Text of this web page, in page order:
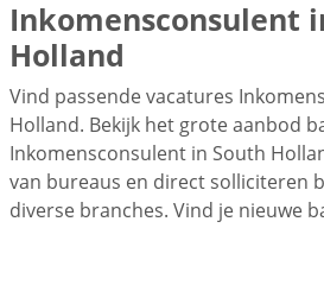
Inkomensconsulent
Holland
Vind passende vacatures
Holland. Bekijk het grote aanbod
Inkomensconsulent in South
van bureaus en direct solliciteren
diverse branches. Vind je nieuwe